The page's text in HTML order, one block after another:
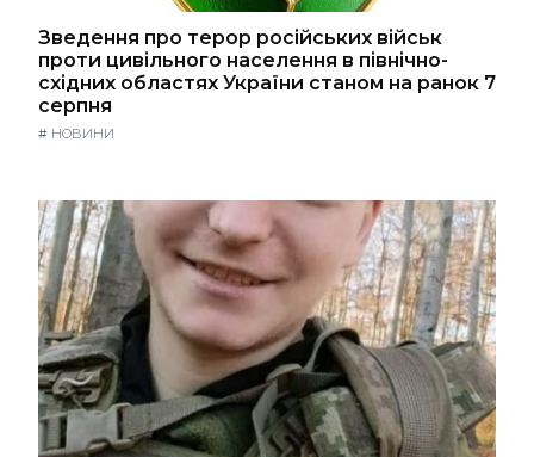
Зведення про терор російських військ
проти цивільного населення в північно-
східних областях України станом на ранок 7
серпня
# НОВИНИ